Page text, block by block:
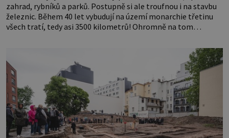
zahrad, rybníků a parků. Postupně si ale troufnou i na stavbu
železnic. Během 40 let vybudují na území monarchie třetinu
všech tratí, tedy asi 3500 kilometrů! Ohromně na tom
Johannovi (1756–1835), který má malý statek na Jesenicku